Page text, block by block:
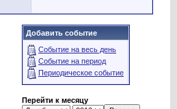
Добавить событие
Событие на весь день
Событие на период
Периодическое событие
Перейти к месяцу